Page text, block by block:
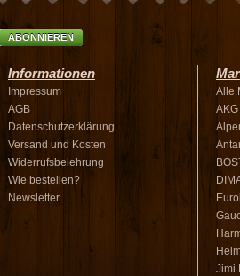
ABONNIEREN
Informationen
Impressum
AGB
Datenschutzerklärung
Versand und Kosten
Widerrufsbelehrung
Wie bestellen?
Newsletter
Alle
AKG
Jimi